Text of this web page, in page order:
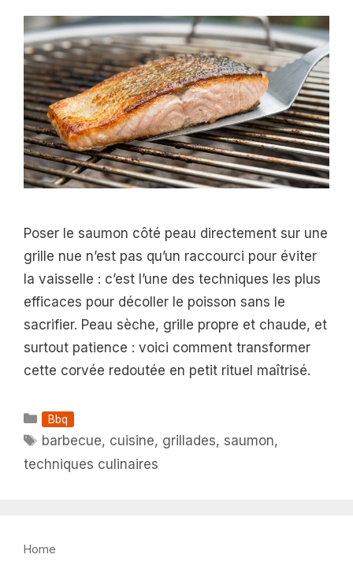
Poser le saumon côté peau directement sur une
grille nue n’est pas qu’un raccourci pour éviter
la vaisselle : c’est l’une des techniques les plus
efficaces pour décoller le poisson sans le
sacrifier. Peau sèche, grille propre et chaude, et
surtout patience : voici comment transformer
cette corvée redoutée en petit rituel maîtrisé.
Catégories
Bbq
Étiquettes
barbecue, cuisine, grillades, saumon,
techniques culinaires
Home